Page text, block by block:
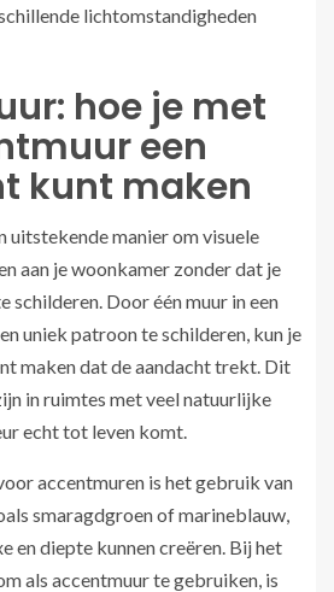
lichtomstandigheden
hoe je met
een
kunt maken
uitstekende manier om visuele
aan je woonkamer zonder dat je
schilderen. Door één muur in een
uniek patroon te schilderen, kun je
maken dat de aandacht trekt. Dit
in ruimtes met veel natuurlijke
echt tot leven komt.
accentmuren is het gebruik van
smaragdgroen of marineblauw,
en diepte kunnen creëren. Bij het
als accentmuur te gebruiken, is